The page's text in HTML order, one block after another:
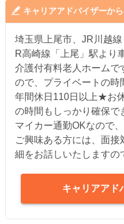
キャリアアドバイザーか
埼玉県上尾市、JR川越
R高崎線「上尾」駅より
介護付有料老人ホームで
ので、プライベートの時
年間休日110日以上★お
の時間もしっかり確保で
マイカー通勤OKなので
ご興味ある方には、面
細をお話しいたしますの
キャリアアド